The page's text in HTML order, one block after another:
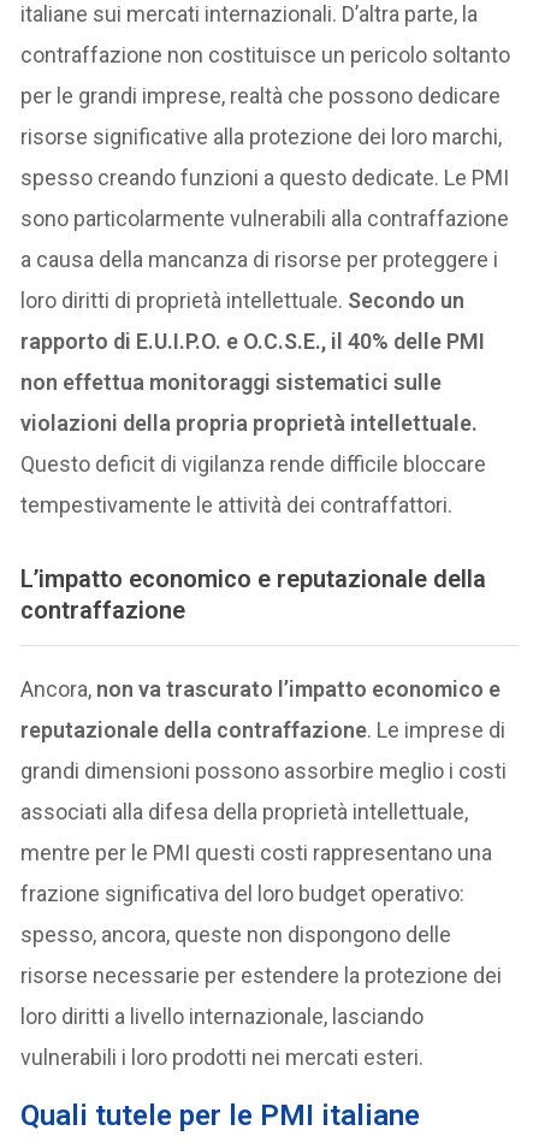
italiane sui mercati internazionali. D’altra parte, la
contraffazione non costituisce un pericolo soltanto
per le grandi imprese, realtà che possono dedicare
risorse significative alla protezione dei loro marchi,
spesso creando funzioni a questo dedicate. Le PMI
sono particolarmente vulnerabili alla contraffazione
a causa della mancanza di risorse per proteggere i
loro diritti di proprietà intellettuale. Secondo un
rapporto di E.U.I.P.O. e O.C.S.E., il 40% delle PMI
non effettua monitoraggi sistematici sulle
violazioni della propria proprietà intellettuale.
Questo deficit di vigilanza rende difficile bloccare
tempestivamente le attività dei contraffattori.
L’impatto economico e reputazionale della
contraffazione
Ancora, non va trascurato l’impatto economico e
reputazionale della contraffazione. Le imprese di
grandi dimensioni possono assorbire meglio i costi
associati alla difesa della proprietà intellettuale,
mentre per le PMI questi costi rappresentano una
frazione significativa del loro budget operativo:
spesso, ancora, queste non dispongono delle
risorse necessarie per estendere la protezione dei
loro diritti a livello internazionale, lasciando
vulnerabili i loro prodotti nei mercati esteri.
Quali tutele per le PMI italiane